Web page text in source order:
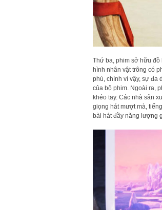
Thứ ba, phim sở hữu đồ
hình nhân vật trông có
phú, chính vì vậy, sự đa
của bộ phim. Ngoài ra,
khéo tay. Các nhà sản
giọng hát mượt mà,
bài hát đầy năng lượng